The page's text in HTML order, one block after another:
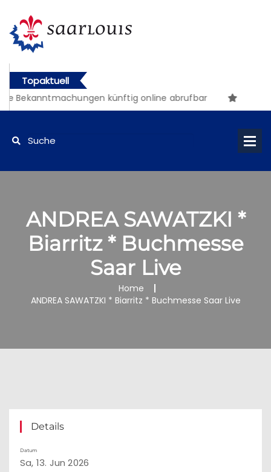
Topaktuell
Bekanntmachungen künftig online abrufbar
ANDREA SAWATZKI *
Biarritz * Buchmesse
Saar Live
Home
ANDREA SAWATZKI * Biarritz * Buchmesse Saar Live
Details
Datum
Sa, 13. Jun 2026